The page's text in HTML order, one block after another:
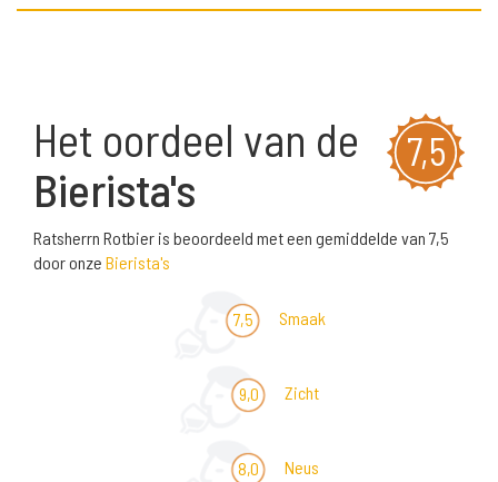
7,5
Het oordeel van de
Bierista's
Ratsherrn Rotbier is beoordeeld met een gemiddelde van 7,5
door onze Bierista's
7,5 Smaak
9,0 Zicht
8,0 Neus